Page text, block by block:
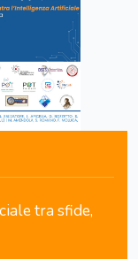
tra sfide,